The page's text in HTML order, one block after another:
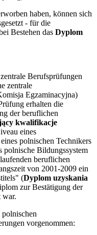
haben, können sich
- für die
Bestehen das Dyplom
Berufsprüfungen
zentrale
Egzaminacyjna)
erhalten die
der beruflichen
kwalifikacje
eines
polnischen Technikers
polnische Bildungssystem
beruflichen
von 2001-2009 ein
(Dyplom uzyskania
zur Bestätigung der
war.
vorgenommen: